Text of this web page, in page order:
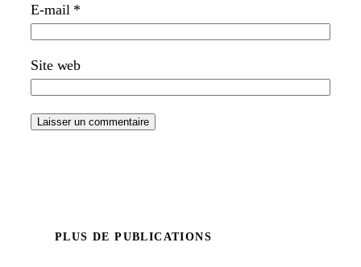
E-mail *
Site web
PLUS DE PUBLICATIONS